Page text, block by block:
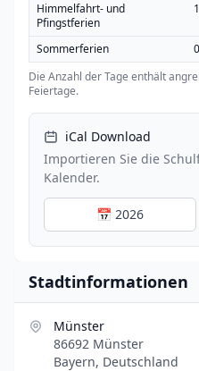
Himmelfahrt- und
Pfingstferien
Sommerferien
Die Anzahl der Tage enthält
Feiertage.
iCal Download
Importieren Sie die
Kalender.
📅 2026
Stadtinformationen
Münster
86692 Münster
Bayern, Deutschland